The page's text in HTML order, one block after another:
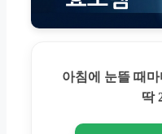
아침에 눈뜰 때
딱